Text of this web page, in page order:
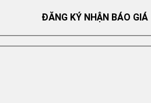
ĐĂNG KÝ NHẬN BÁO GIÁ